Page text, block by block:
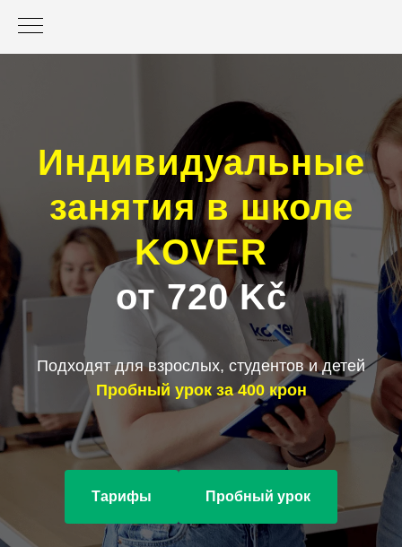
Индивидуальные
занятия в школе
KOVER
от 720 Kč
Подходят для взрослых, студентов и детей
Пробный урок за 400 крон
Тарифы Пробный урок